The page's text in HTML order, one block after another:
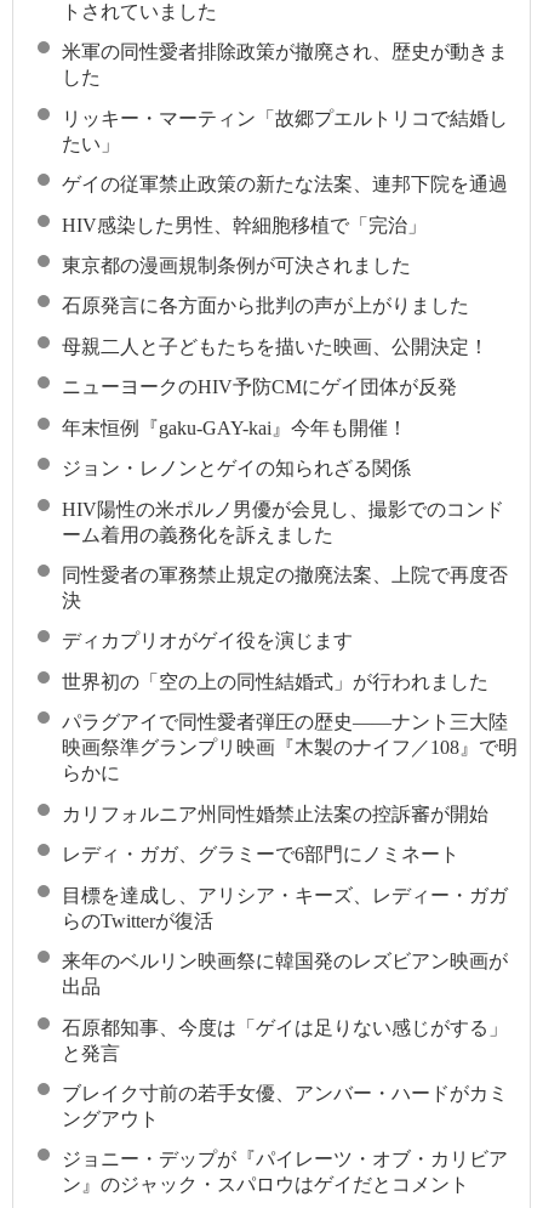
トされていました
米軍の同性愛者排除政策が撤廃され、歴史が動きま
した
リッキー・マーティン「故郷プエルトリコで結婚し
たい」
ゲイの従軍禁止政策の新たな法案、連邦下院を通過
HIV感染した男性、幹細胞移植で「完治」
東京都の漫画規制条例が可決されました
石原発言に各方面から批判の声が上がりました
母親二人と子どもたちを描いた映画、公開決定！
ニューヨークのHIV予防CMにゲイ団体が反発
年末恒例『gaku-GAY-kai』今年も開催！
ジョン・レノンとゲイの知られざる関係
HIV陽性の米ポルノ男優が会見し、撮影でのコンド
ーム着用の義務化を訴えました
同性愛者の軍務禁止規定の撤廃法案、上院で再度否
決
ディカプリオがゲイ役を演じます
世界初の「空の上の同性結婚式」が行われました
パラグアイで同性愛者弾圧の歴史——ナント三大陸
映画祭準グランプリ映画『木製のナイフ／108』で明
らかに
カリフォルニア州同性婚禁止法案の控訴審が開始
レディ・ガガ、グラミーで6部門にノミネート
目標を達成し、アリシア・キーズ、レディー・ガガ
らのTwitterが復活
来年のベルリン映画祭に韓国発のレズビアン映画が
出品
石原都知事、今度は「ゲイは足りない感じがする」
と発言
ブレイク寸前の若手女優、アンバー・ハードがカミ
ングアウト
ジョニー・デップが『パイレーツ・オブ・カリビア
ン』のジャック・スパロウはゲイだとコメント